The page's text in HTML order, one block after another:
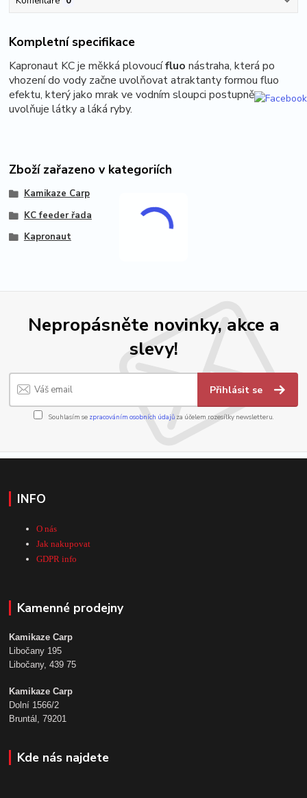
Kompletní specifikace
Kapronaut KC je měkká plovoucífluo nástraha, která po
vhození do vody začne uvolňovat atraktanty formou fluo
efektu, který jako mrak ve vodním sloupci postupně
uvolňuje látky a láká ryby.
Zboží zařazeno v kategoriích
Kamikaze Carp
KC feeder řada
Kapronaut
Nepropásněte novinky, akce a
slevy!
Přihlásit se
Souhlasím se zpracováním osobních údajůza účelem rozesílky newsletteru.
INFO
O nás
Jak nakupovat
GDPR info
Kamenné prodejny
Kamikaze Carp
Libočany 195
Libočany, 439 75
Kamikaze Carp
Dolní 1566/2
Bruntál, 79201
Kde nás najdete